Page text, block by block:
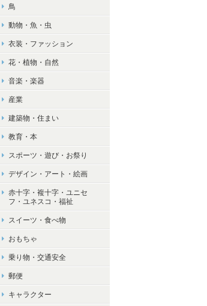
鳥
動物・魚・虫
衣装・ファッション
花・植物・自然
音楽・楽器
産業
建築物・住まい
教育・本
スポーツ・遊び・お祭り
デザイン・アート・絵画
赤十字・複十字・ユニセ
フ・ユネスコ・福祉
スイーツ・食べ物
おもちゃ
乗り物・交通安全
郵便
キャラクター